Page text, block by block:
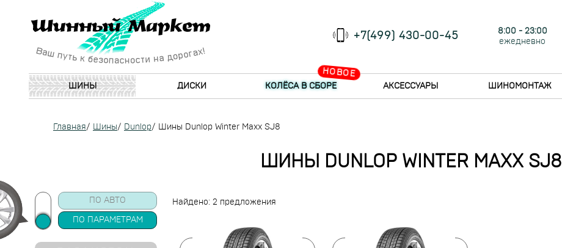
+7(499) 430-00-45
8:00 - 23:00
ежедневно
ШИНЫ ДИСКИ
НОВОЕ
КОЛЁСА В СБОРЕ АКСЕССУАРЫ ШИНОМОНТАЖ
Главная/ Шины/ Dunlop/ Шины Dunlop Winter Maxx SJ8
ШИНЫ DUNLOP WINTER MAXX SJ8
Найдено: 2 предложения
ПО АВТО
ПО ПАРАМЕТРАМ